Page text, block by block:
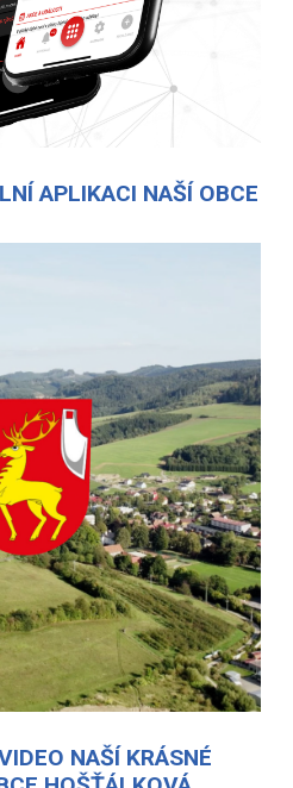
APLIKACI NAŠÍ OBCE
NAŠÍ KRÁSNÉ